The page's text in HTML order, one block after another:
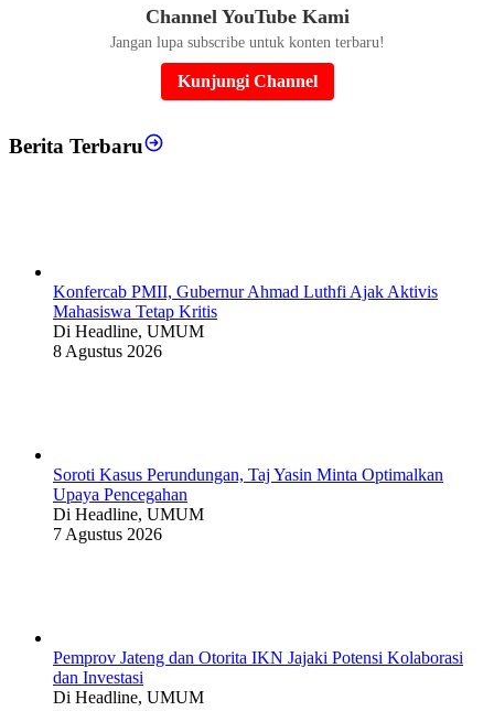
Channel YouTube Kami
Jangan lupa subscribe untuk konten terbaru!
Kunjungi Channel
Berita Terbaru
Konfercab PMII, Gubernur Ahmad Luthfi Ajak Aktivis
Mahasiswa Tetap Kritis
Di Headline, UMUM
8 Agustus 2026
Soroti Kasus Perundungan, Taj Yasin Minta Optimalkan
Upaya Pencegahan
Di Headline, UMUM
7 Agustus 2026
Pemprov Jateng dan Otorita IKN Jajaki Potensi Kolaborasi
dan Investasi
Di Headline, UMUM